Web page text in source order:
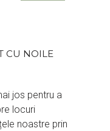
CU NOILE
jos pentru a
locuri
noastre prin